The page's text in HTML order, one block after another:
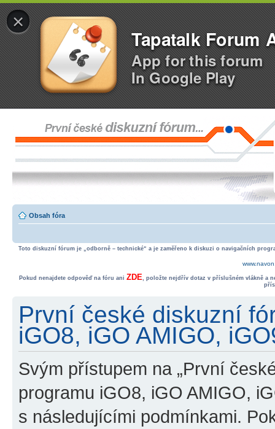
×
Tapatalk Forum
App for this forum
In Google Play
Obsah fóra
Toto diskuzní fórum je „odborně – technické“ a je zaměřeno k diskuzi o navigačních
Pokud nenajdete odpověď na fóru ani ZDE, položte nejdřív dotaz v příslušném vlákně a
První české diskuzní
iGO8, iGO AMIGO,
Svým přístupem na „První
programu iGO8, iGO AMIGO,
s následujícími podmínkami.